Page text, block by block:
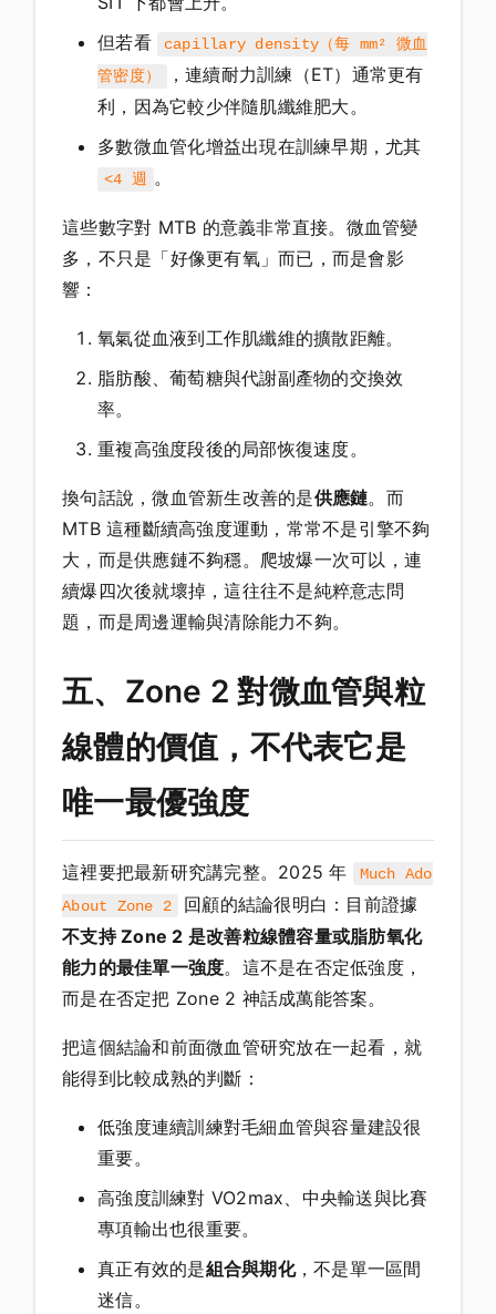
但若看
capillary density（每 mm² 微血
管密度）
，連續耐力訓練（ET）通常更有
利，因為它較少伴隨肌纖維肥大。
多數微血管化增益出現在訓練早期，尤其
<4 週 。
這些數字對 MTB 的意義非常直接。微血管變
多，不只是「好像更有氧」而已，而是會影
響：
氧氣從血液到工作肌纖維的擴散距離。
脂肪酸、葡萄糖與代謝副產物的交換效
率。
重複高強度段後的局部恢復速度。
換句話說，微血管新生改善的是供應鏈。而
MTB 這種斷續高強度運動，常常不是引擎不夠
大，而是供應鏈不夠穩。爬坡爆一次可以，連
續爆四次後就壞掉，這往往不是純粹意志問
題，而是周邊運輸與清除能力不夠。
五、Zone 2 對微血管與粒
線體的價值，不代表它是
唯一最優強度
這裡要把最新研究講完整。2025 年
Much Ado
About Zone 2
回顧的結論很明白：目前證據
不支持 Zone 2 是改善粒線體容量或脂肪氧化
能力的最佳單一強度。這不是在否定低強度，
而是在否定把 Zone 2 神話成萬能答案。
把這個結論和前面微血管研究放在一起看，就
能得到比較成熟的判斷：
低強度連續訓練對毛細血管與容量建設很
重要。
高強度訓練對 VO2max、中央輸送與比賽
專項輸出也很重要。
真正有效的是組合與期化，不是單一區間
迷信。